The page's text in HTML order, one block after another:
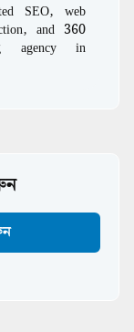
SEO, web
and 360
agency in